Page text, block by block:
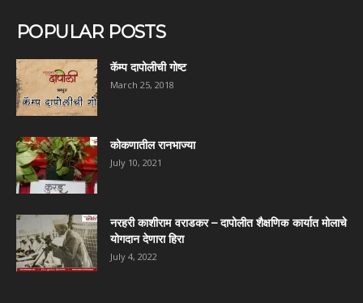
POPULAR POSTS
कॅम्प दापोलीची गोष्ट
March 25, 2018
कोकणातील रानभाज्या
July 10, 2021
नरहरी काशीराम वराडकर – दापोलीत शैक्षणिक कार्यात मोलाचे
योगदान देणारा हिरा
July 4, 2022